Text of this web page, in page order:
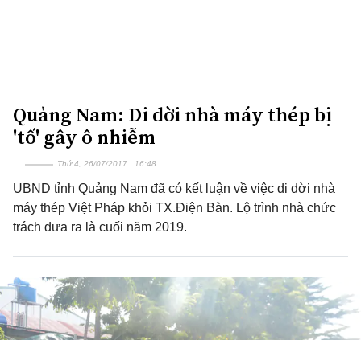
Quảng Nam: Di dời nhà máy thép bị
'tố' gây ô nhiễm
Thứ 4, 26/07/2017 | 16:48
UBND tỉnh Quảng Nam đã có kết luận về việc di dời nhà
máy thép Việt Pháp khỏi TX.Điện Bàn. Lộ trình nhà chức
trách đưa ra là cuối năm 2019.